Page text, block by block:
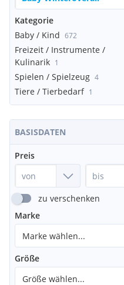
Kategorie
Baby / Kind 672
Freizeit / Instrumente /
Kulinarik 1
Spielen / Spielzeug 4
Tiere / Tierbedarf 1
BASISDATEN
Preis
zu verschenken
Marke
Marke wählen...
Größe
Größe wählen...